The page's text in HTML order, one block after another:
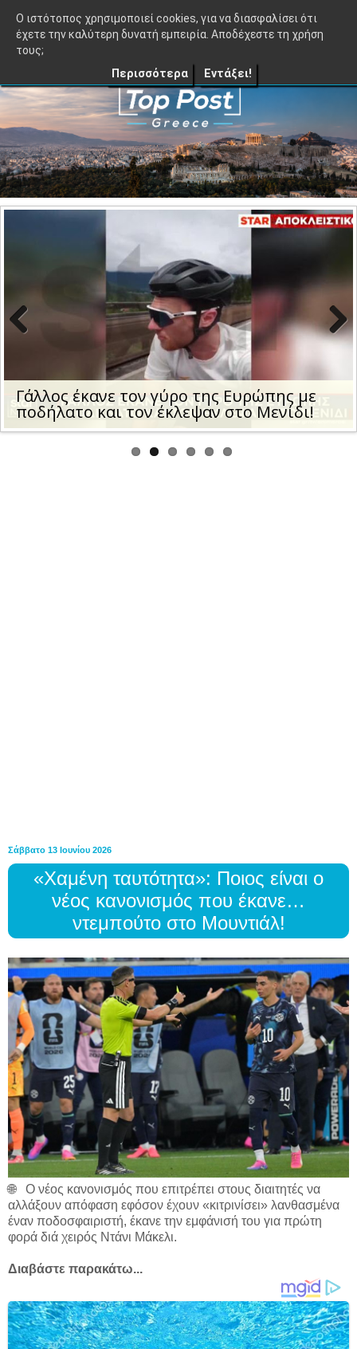
≡ TopPost.gr |
Γάλλος έκανε τον γύρο της Ευρώπης με
ποδήλατο και τον έκλεψαν στο Μενίδι!
Next
Σάββατο 13 Ιουνίου 2026
«Χαμένη ταυτότητα»: Ποιος είναι ο
νέος κανονισμός που έκανε…
ντεμπούτο στο Μουντιάλ!
🌐
Ο νέος κανονισμός που επιτρέπει στους διαιτητές να
αλλάξουν απόφαση εφόσον έχουν «κιτρινίσει» λανθασμένα
έναν ποδοσφαιριστή, έκανε την εμφάνισή του για πρώτη
φορά διά χειρός Ντάνι Μάκελι.
Διαβάστε παρακάτω...
O ιστότοπος χρησιμοποιεί cookies, για να διασφαλίσει ότι
έχετε την καλύτερη δυνατή εμπειρία. Αποδέχεστε τη χρήση
τους;
Περισσότερα Εντάξει!